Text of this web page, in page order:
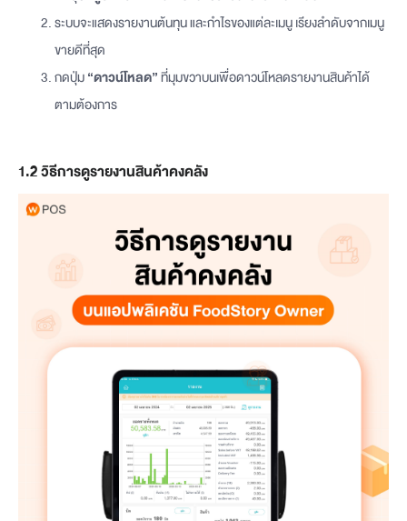
ระบบจะแสดงรายงานต้นทุน และกำไรของแต่ละเมนู เรียงลำดับจากเมนู
ขายดีที่สุด
กดปุ่ม“ดาวน์โหลด”ที่มุมขวาบนเพื่อดาวน์โหลดรายงานสินค้าได้
ตามต้องการ
1.2 วิธีการดูรายงานสินค้าคงคลัง